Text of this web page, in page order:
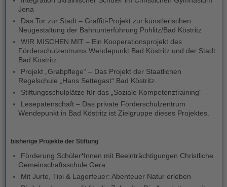
Jena
Das Tor zur Stadt – Graffiti-Projekt zur künstlerischen
Neugestaltung der Bahnunterführung Pohlitz/Bad Köstritz
WIR MISCHEN MIT – Ein Kooperationsprojekt des
Förderschulzentrums Wendepunkt Bad Köstritz und der Stadt
Bad Köstritz.
Projekt „Grabpflege“ – Das Projekt der Staatlichen
Regelschule „Hans Settegast“ Bad Köstritz.
Stiftungsschulplätze für das „Soziale Kompetenztraining“
Lesepatenschaft – Das private Förderschulzentrum
Wendepunkt in Bad Köstritz ist Zielgruppe dieses Projektes.
bisherige Projekte der Stiftung
Förderung Schüler*Innen mit Beeinträchtigungen Christliche
Gemeinschaftsschule Gera
Mit Jurte, Tipi & Lagerfeuer: Abenteuer Natur erleben